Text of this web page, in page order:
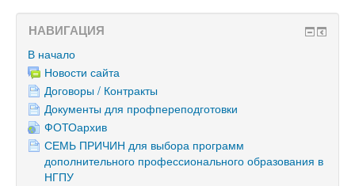
НАВИГАЦИЯ
В начало
Новости сайта
Договоры / Контракты
Документы для профпереподготовки
ФОТОархив
СЕМЬ ПРИЧИН для выбора программ
дополнительного профессионального образования в
НГПУ